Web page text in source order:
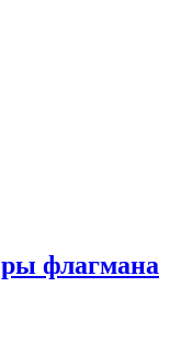
флагмана